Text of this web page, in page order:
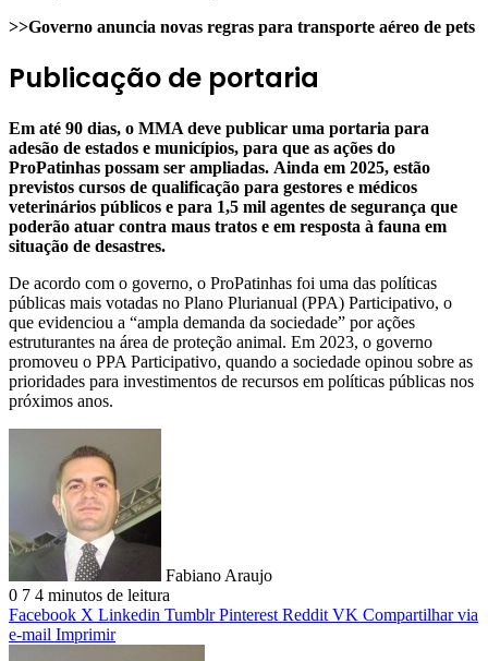
>>Governo anuncia novas regras para transporte aéreo de pets
Publicação de portaria
Em até 90 dias, o MMA deve publicar uma portaria para
adesão de estados e municípios, para que as ações do
ProPatinhas possam ser ampliadas. Ainda em 2025, estão
previstos cursos de qualificação para gestores e médicos
veterinários públicos e para 1,5 mil agentes de segurança que
poderão atuar contra maus tratos e em resposta à fauna em
situação de desastres.
De acordo com o governo, o ProPatinhas foi uma das políticas
públicas mais votadas no Plano Plurianual (PPA) Participativo, o
que evidenciou a “ampla demanda da sociedade” por ações
estruturantes na área de proteção animal. Em 2023, o governo
promoveu o PPA Participativo, quando a sociedade opinou sobre as
prioridades para investimentos de recursos em políticas públicas nos
próximos anos.
Fabiano Araujo
0 7 4 minutos de leitura
Facebook X Linkedin Tumblr Pinterest Reddit VK Compartilhar via
e-mail Imprimir